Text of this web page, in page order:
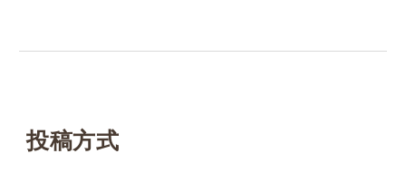
投稿方式